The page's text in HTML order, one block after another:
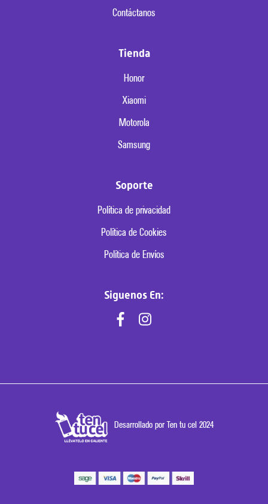
Contáctanos
Tienda
Honor
Xiaomi
Motorola
Samsung
Soporte
Política de privacidad
Política de Cookies
Política de Envíos
Siguenos En:
Desarrollado por Ten tu cel 2024